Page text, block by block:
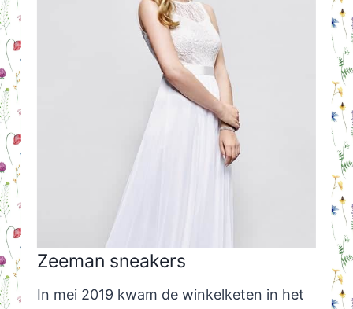
Zeeman sneakers
In mei 2019 kwam de winkelketen in het